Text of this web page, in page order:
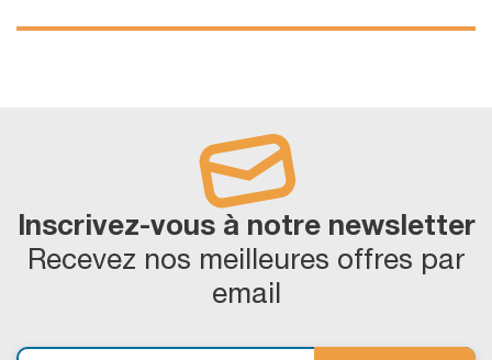
Inscrivez-vous à notre newsletter
Recevez nos meilleures offres par
email